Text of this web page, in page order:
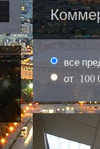
все
от 100